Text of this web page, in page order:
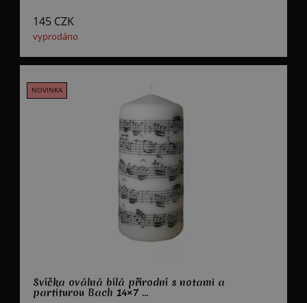
vyprodáno
145 CZK
Svíčka oválná bílá přírodní s notami a
partiturou Bach 14×7 ...